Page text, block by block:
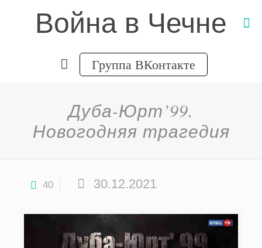
Война в Чечне
Группа ВКонтакте
Дуба-Юрт’99.
Новогодняя трагедия
40 30.12.2021